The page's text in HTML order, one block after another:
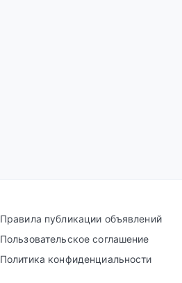
Правила публикации объявлений
Пользовательское соглашение
Политика конфиденциальности